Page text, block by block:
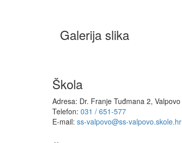
Galerija slika
Škola
Adresa: Dr. Franje Tuđmana 2, Valpovo
Telefon: 031 / 651-577
E-mail: ss-valpovo@ss-valpovo.skole.hr